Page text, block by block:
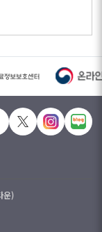
운)